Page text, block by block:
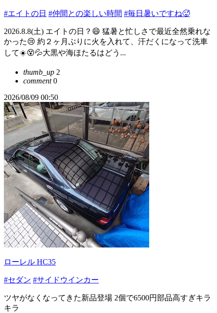
#エイトの日 #仲間との楽しい時間 #毎日暑いですね🥵
2026.8.8(土) エイトの日？😄 猛暑と忙しさで最近全然乗れな
かった😢 約２ヶ月ぶりに火を入れて、汗だくになって洗車
して☀️😵💦大黒や海ほたるはどう...
thumb_up 2
comment0
2026/08/09 00:50
ローレル HC35
#セダン #サイドウインカー
ツヤがなくなってきた新品登場 2個で6500円部品高すぎキラ
キラ